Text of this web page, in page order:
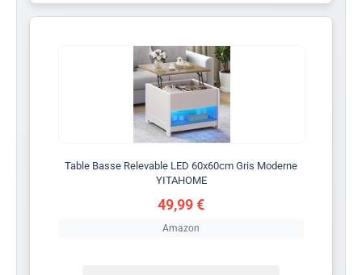
Table Basse Relevable LED 60x60cm Gris Moderne
YITAHOME
49,99 €
Amazon